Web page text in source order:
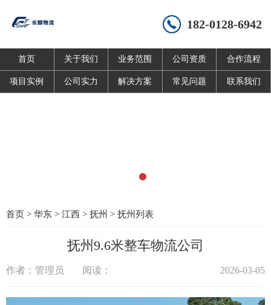
182-0128-6942
首页 关于我们 业务范围 公司资质 合作流程
项目实例 公司实力 解决方案 常见问题 联系我们
首页 > 华东 > 江西 > 抚州 > 抚州列表
抚州9.6米整车物流公司
作者：管理员 阅读： 2026-03-05